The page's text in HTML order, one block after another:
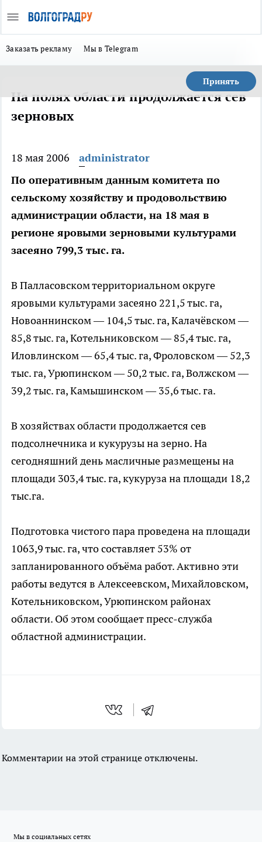
Заказать рекламу Мы в Telegram
Принять
На полях области продолжается сев
зерновых
18 мая 2006
administrator
По оперативным данным комитета по
сельскому хозяйству и продовольствию
администрации области, на 18 мая в
регионе яровыми зерновыми культурами
засеяно 799,3 тыс. га.
В Палласовском территориальном округе
яровыми культурами засеяно 221,5 тыс. га,
Новоаннинском — 104,5 тыс. га, Калачёвском —
85,8 тыс. га, Котельниковском — 85,4 тыс. га,
Иловлинском — 65,4 тыс. га, Фроловском — 52,3
тыс. га, Урюпинском — 50,2 тыс. га, Волжском —
39,2 тыс. га, Камышинском — 35,6 тыс. га.
В хозяйствах области продолжается сев
подсолнечника и кукурузы на зерно. На
сегодняшний день масличные размещены на
площади 303,4 тыс. га, кукуруза на площади 18,2
тыс.га.
Подготовка чистого пара проведена на площади
1063,9 тыс. га, что составляет 53% от
запланированного объёма работ. Активно эти
работы ведутся в Алексеевском, Михайловском,
Котельниковском, Урюпинском районах
области. Об этом сообщает пресс-служба
областной администрации.
Комментарии на этой странице отключены.
Мы в социальных сетях